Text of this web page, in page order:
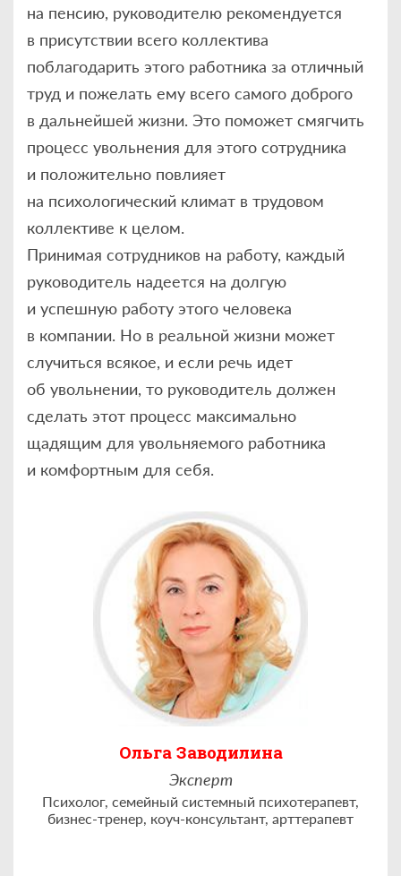
на пенсию, руководителю рекомендуется
в присутствии всего коллектива
поблагодарить этого работника за отличный
труд и пожелать ему всего самого доброго
в дальнейшей жизни. Это поможет смягчить
процесс увольнения для этого сотрудника
и положительно повлияет
на психологический климат в трудовом
коллективе к целом.
Принимая сотрудников на работу, каждый
руководитель надеется на долгую
и успешную работу этого человека
в компании. Но в реальной жизни может
случиться всякое, и если речь идет
об увольнении, то руководитель должен
сделать этот процесс максимально
щадящим для увольняемого работника
и комфортным для себя.
Ольга Заводилина
Эксперт
Психолог, семейный системный психотерапевт,
бизнес-тренер, коуч-консультант, арттерапевт